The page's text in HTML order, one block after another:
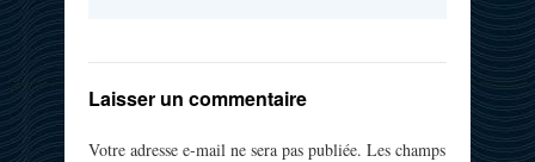
Laisser un commentaire
Votre adresse e-mail ne sera pas publiée. Les champs